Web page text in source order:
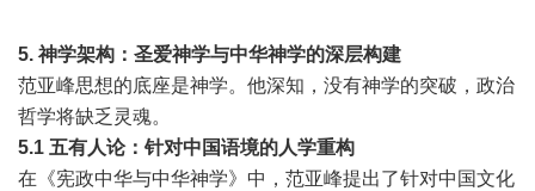
5. 神学架构：圣爱神学与中华神学的深层构建
范亚峰思想的底座是神学。他深知，没有神学的突破，政治
哲学将缺乏灵魂。
5.1 五有人论：针对中国语境的人学重构
在《宪政中华与中华神学》中，范亚峰提出了针对中国文化